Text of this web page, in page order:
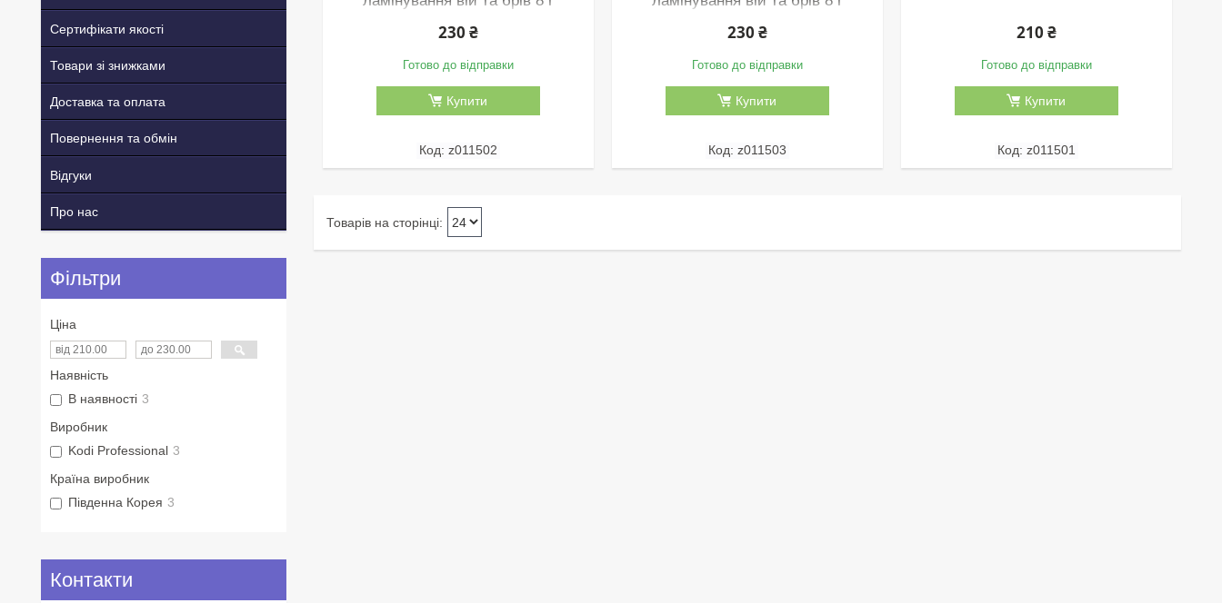
230 ₴
Готово до відправки
Купити
z011502
230 ₴
Готово до відправки
Купити
z011503
210 ₴
Готово до відправки
Купити
z011501
Сертифікати якості
Товари зі знижками
Доставка та оплата
Повернення та обмін
Відгуки
Про нас
Фільтри
Ціна
Наявність
В наявності 3
Виробник
Kodi Professional 3
Країна виробник
Південна Корея 3
Контакти